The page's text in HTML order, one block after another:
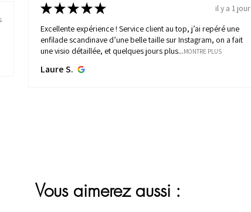
★★★★★
il y a 1 jour
Excellente expérience ! Service client au top, j’ai repéré une
enfilade scandinave d’une belle taille sur Instagram, on a fait
une visio détaillée, et quelques jours plus...MONTRE PLUS
Laure S.
Vous aimerez aussi :